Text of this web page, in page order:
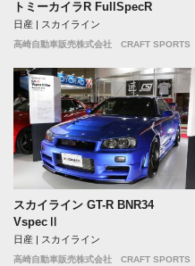
トミーカイラR FullSpecR
日産 | スカイライン
高崎自動車販売株式会社 CRAFT SPORTS
スカイライン GT-R BNR34
VspecⅡ
日産 | スカイライン
高崎自動車販売株式会社 CRAFT SPORTS